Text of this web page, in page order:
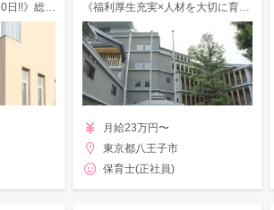
《賞与5.00ヶ月×年休130日!!》総面積約2000㎡、豊富な設備＆遊具のある幼稚園♪ 《福利厚生充実×人材を大切に育成！》トータル人事システム構築で働きやすさ抜群◎
月給23万円〜
東京都八王子市
保育士(正社員)